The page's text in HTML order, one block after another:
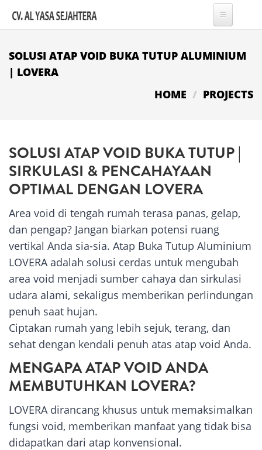
Skip to main content
SOLUSI ATAP VOID BUKA TUTUP ALUMINIUM
| LOVERA
HOME
PROJECTS
SOLUSI ATAP VOID BUKA TUTUP |
SIRKULASI & PENCAHAYAAN
OPTIMAL DENGAN LOVERA
Area void di tengah rumah terasa panas, gelap,
dan pengap? Jangan biarkan potensi ruang
vertikal Anda sia-sia. Atap Buka Tutup Aluminium
LOVERA adalah solusi cerdas untuk mengubah
area void menjadi sumber cahaya dan sirkulasi
udara alami, sekaligus memberikan perlindungan
penuh saat hujan.
Ciptakan rumah yang lebih sejuk, terang, dan
sehat dengan kendali penuh atas atap void Anda.
MENGAPA ATAP VOID ANDA
MEMBUTUHKAN LOVERA?
LOVERA dirancang khusus untuk memaksimalkan
fungsi void, memberikan manfaat yang tidak bisa
didapatkan dari atap konvensional.